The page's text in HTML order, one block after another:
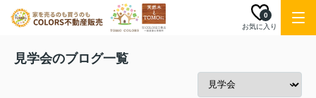
お気に入り
0
見学会のブログ一覧